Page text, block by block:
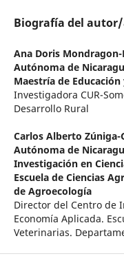
Biografía del
Ana Doris Mondragon-
Autónoma de
Maestría de
Investigadora CUR-
Desarrollo Rural
Carlos Alberto Zúniga-
Autónoma de
Investigación en
Escuela de Ciencias
de Agroecología
Director del Centro de
Economía Aplicada.
Veterinarias.